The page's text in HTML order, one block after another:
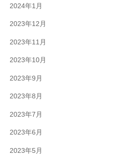
2024年1月
2023年12月
2023年11月
2023年10月
2023年9月
2023年8月
2023年7月
2023年6月
2023年5月